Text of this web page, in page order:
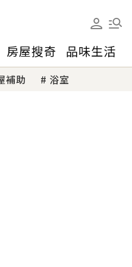
房屋搜奇 品味生活
補助 浴室